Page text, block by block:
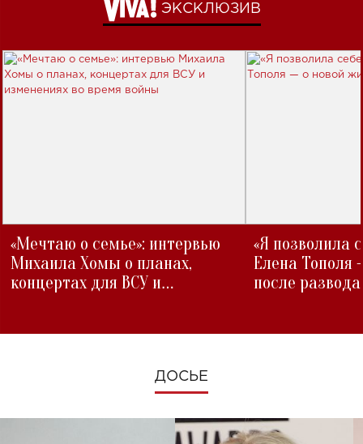
ЭКСКЛЮЗИВ
«Мечтаю о семье»: интервью
Михаила Хомы о планах,
концертах для ВСУ и
«Я позволила
Елена Тополя
после развода
ДОСЬЕ